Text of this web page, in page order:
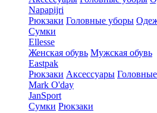
Napapijri
Рюкзаки Головные уборы
Сумки
Ellesse
Женская обувь Мужская обувь
Eastpak
Рюкзаки Аксессуары
Mark O'day
JanSport
Сумки Рюкзаки